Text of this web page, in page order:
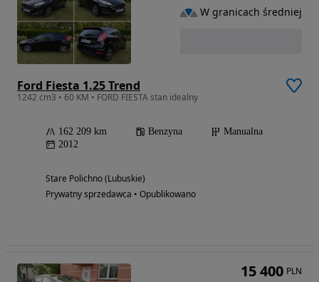
Ford Fiesta 1.25 Trend
1242 cm3 • 60 KM • FORD FIESTA stan idealny
162 209 km Benzyna
Manualna
2012
Stare Polichno (Lubuskie)
Prywatny sprzedawca • Opublikowano
W granicach średniej
15 400 PLN